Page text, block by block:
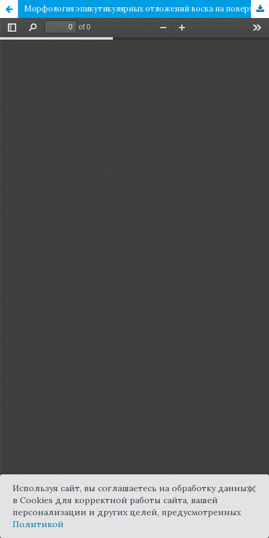
Морфология эпикутикулярных отложений воска на поверхности семенной кожуры в трибе Sileneae (Caryophyllaceae)
Используя сайт, вы соглашаетесь на обработку данных
в Cookies для корректной работы сайта, вашей
персонализации и других целей, предусмотренных
Политикой
×